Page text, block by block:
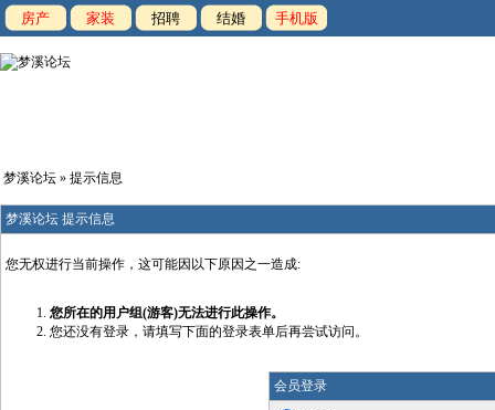
房产 家装 招聘 结婚 手机版
梦溪论坛 » 提示信息
梦溪论坛 提示信息
您无权进行当前操作，这可能因以下原因之一造成:
您所在的用户组(游客)无法进行此操作。
您还没有登录，请填写下面的登录表单后再尝试访问。
会员登录